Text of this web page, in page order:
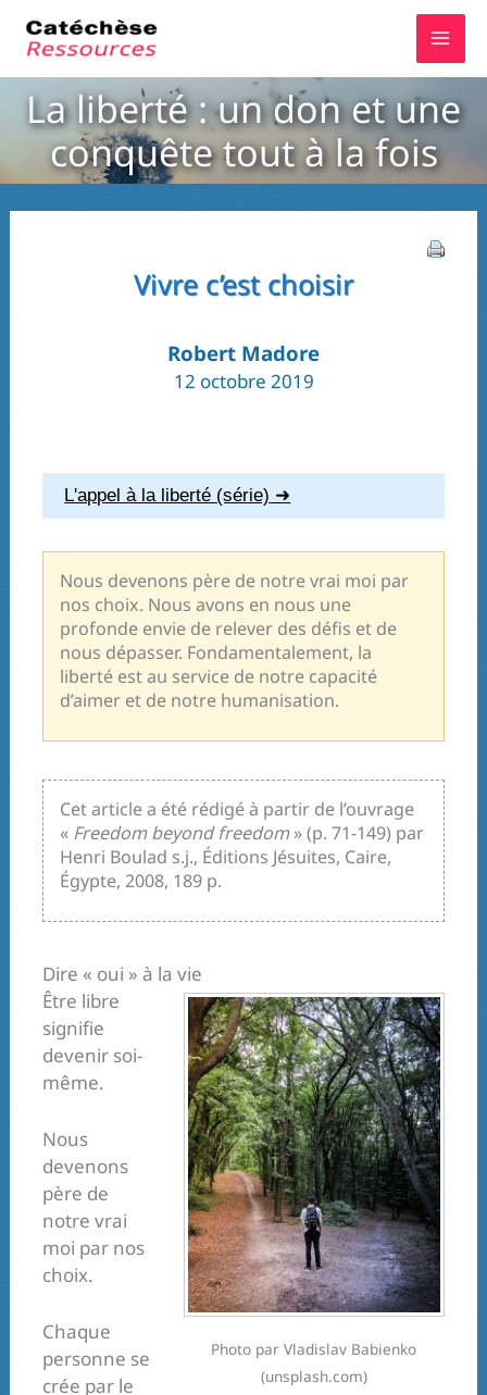
La liberté : un don et une
conquête tout à la fois
Vivre c’est choisir
Robert Madore
12 octobre 2019
L'appel à la liberté (série)
Nous devenons père de notre vrai moi par
nos choix. Nous avons en nous une
profonde envie de relever des défis et de
nous dépasser. Fondamentalement, la
liberté est au service de notre capacité
d’aimer et de notre humanisation.
Cet article a été rédigé à partir de l’ouvrage
« Freedom beyond freedom» (p. 71-149) par
Henri Boulad s.j., Éditions Jésuites, Caire,
Égypte, 2008, 189 p.
Dire « oui » à la vie
Photo par Vladislav Babienko
(unsplash.com)
Être libre
signifie
devenir soi-
même.
Nous
devenons
père de
notre vrai
moi par nos
choix.
Chaque
personne se
crée par le